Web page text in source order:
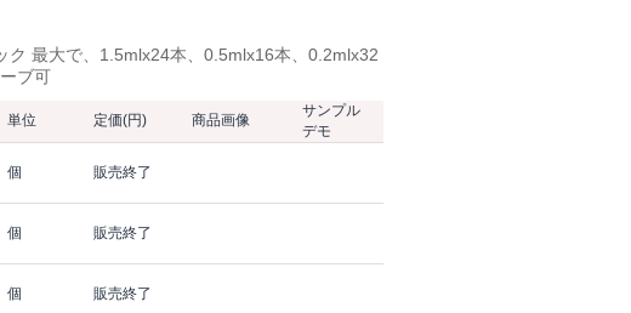
最大で、1.5mlx24本、0.5mlx16本、0.2mlx32
ブ可
単位 定価(円) 商品画像
サンプル
デモ
個 販売終了
個 販売終了
個 販売終了